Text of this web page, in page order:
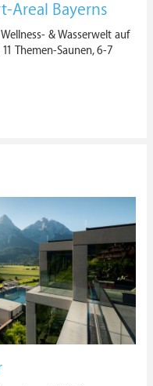
Areal Bayerns
& Wasserwelt auf
Themen-Saunen, 6-7